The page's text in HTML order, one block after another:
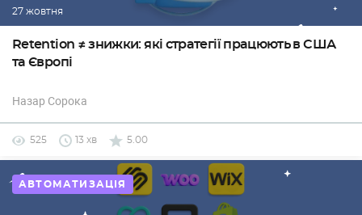
27 жовтня
Retention ≠ знижки: які стратегії працюють в США
та Європі
Назар Сорока
525 13 хв 5.00
АВТОМАТИЗАЦІЯ